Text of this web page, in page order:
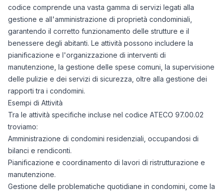
codice comprende una vasta gamma di servizi legati alla
gestione e all'amministrazione di proprietà condominiali,
garantendo il corretto funzionamento delle strutture e il
benessere degli abitanti. Le attività possono includere la
pianificazione e l'organizzazione di interventi di
manutenzione, la gestione delle spese comuni, la supervisione
delle pulizie e dei servizi di sicurezza, oltre alla gestione dei
rapporti tra i condomini.
Esempi di Attività
Tra le attività specifiche incluse nel codice ATECO 97.00.02
troviamo:
Amministrazione di condomini residenziali, occupandosi di
bilanci e rendiconti.
Pianificazione e coordinamento di lavori di ristrutturazione e
manutenzione.
Gestione delle problematiche quotidiane in condomini, come la